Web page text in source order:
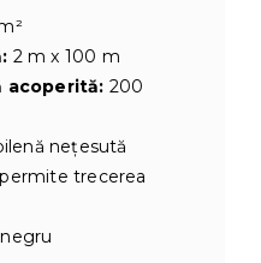
2 m x 100 m
acoperită: 200
nețesută
permite trecerea
negru